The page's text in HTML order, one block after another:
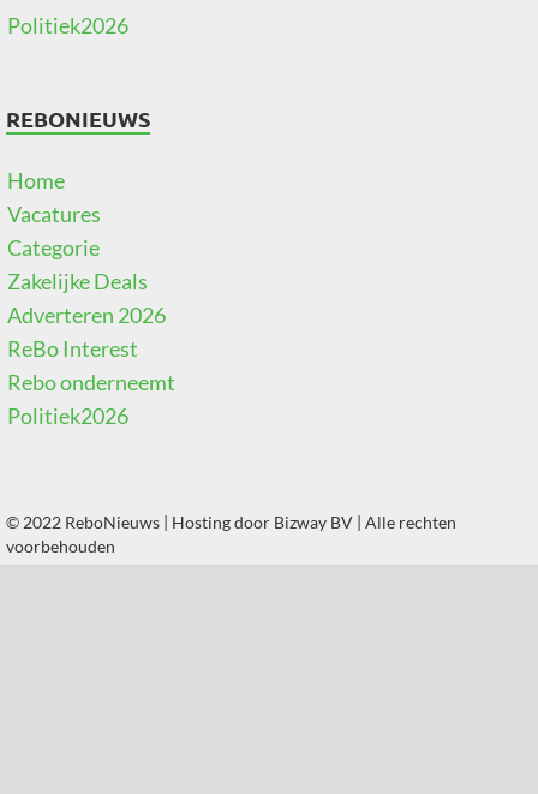
Politiek2026
REBONIEUWS
Home
Vacatures
Categorie
Zakelijke Deals
Adverteren 2026
ReBo Interest
Rebo onderneemt
Politiek2026
© 2022 ReboNieuws | Hosting door Bizway BV | Alle rechten
voorbehouden